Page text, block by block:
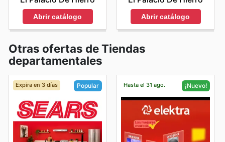
Abrir catálogo Abrir catálogo
Otras ofertas de Tiendas
departamentales
Expira en 3 días Popular Hasta el 31 ago. ¡Nuevo!